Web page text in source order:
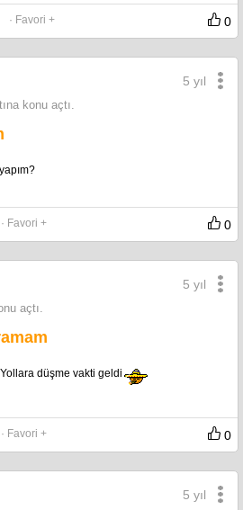
· Favori + 0
konu açtı.
5 yıl
· Favori + 0
açtı.
5 yıl
düşme vakti geldi
· Favori + 0
5 yıl